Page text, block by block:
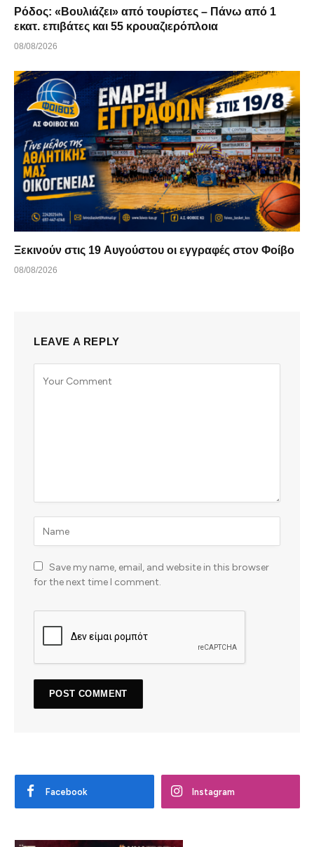
Ρόδος: «Βουλιάζει» από τουρίστες – Πάνω από 1
εκατ. επιβάτες και 55 κρουαζιερόπλοια
08/08/2026
Ξεκινούν στις 19 Αυγούστου οι εγγραφές στον Φοίβο
08/08/2026
LEAVE A REPLY
Save my name, email, and website in this browser
for the next time I comment.
Facebook Instagram